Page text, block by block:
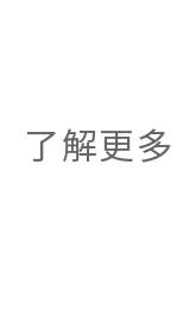
了解更多